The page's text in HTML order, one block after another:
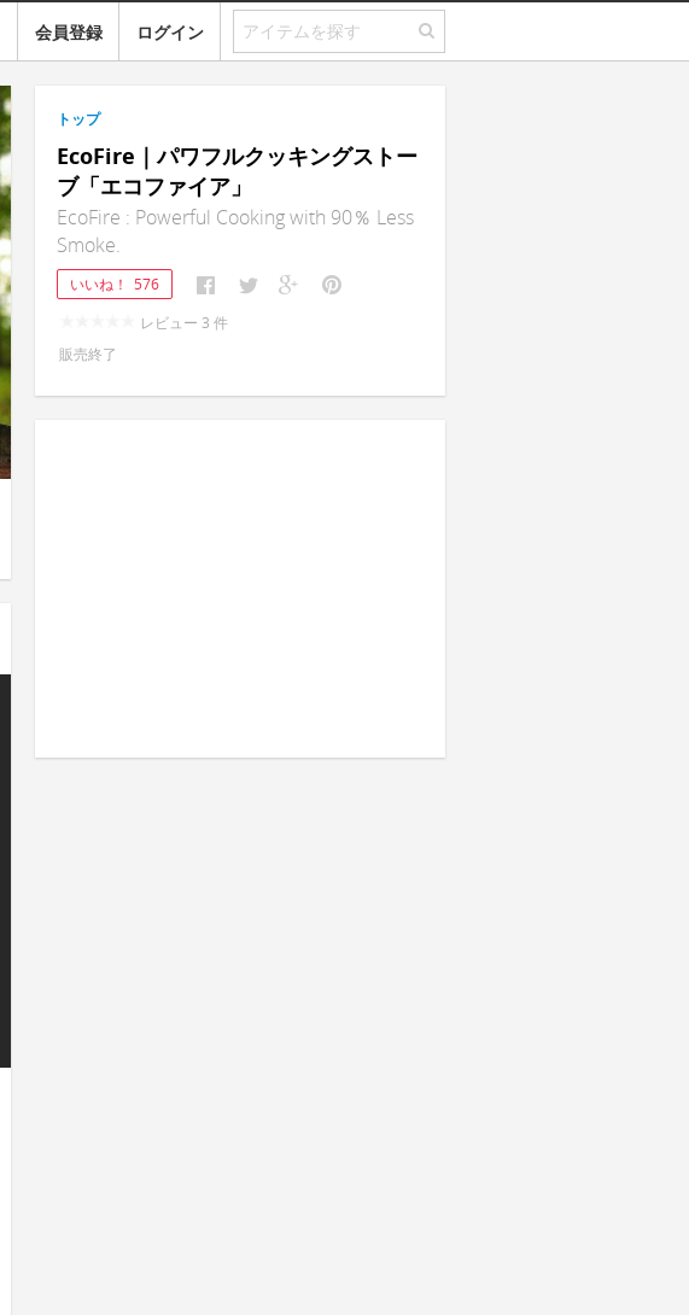
会員登録 ログイン
トップ
EcoFire｜パワフルクッキングストー
ブ「エコファイア」
EcoFire : Powerful Cooking with 90％ Less
Smoke.
いいね！ 576
レビュー 3 件
販売終了